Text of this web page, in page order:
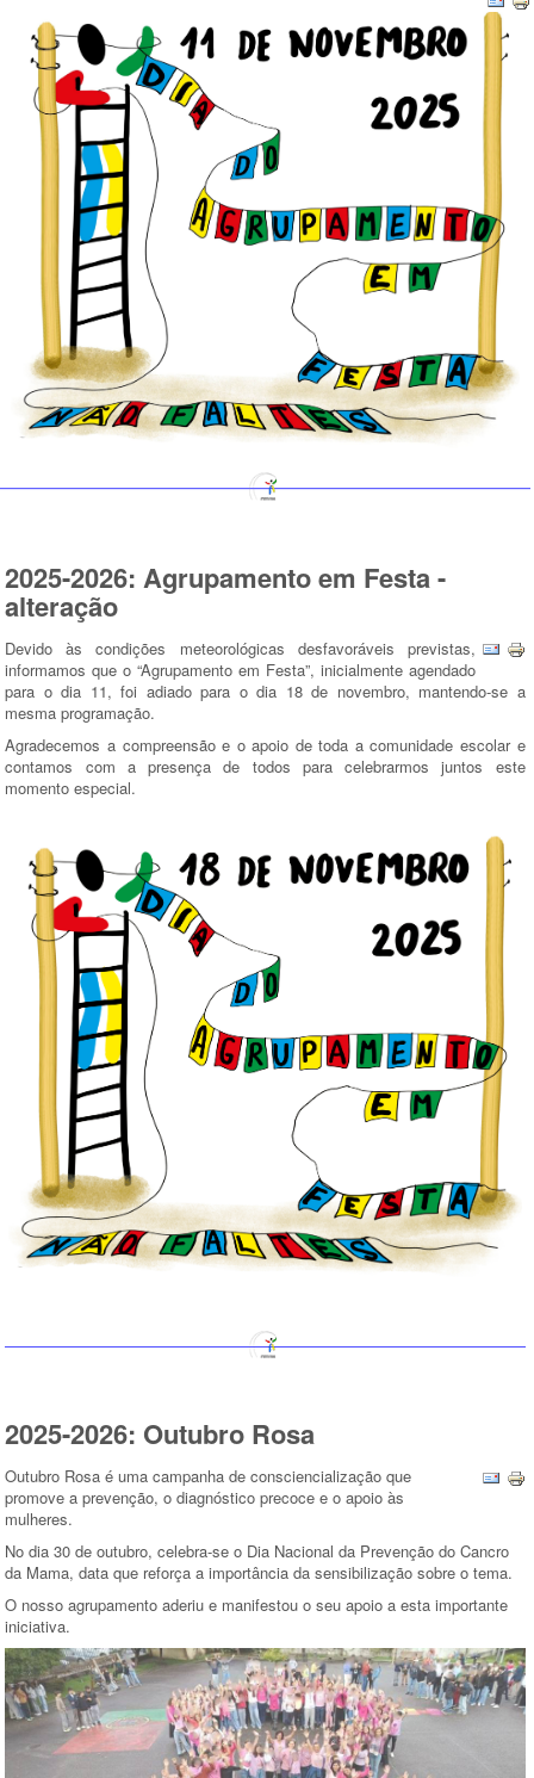
2025-2026: Agrupamento em Festa -
alteração
Devido às condições meteorológicas desfavoráveis previstas,
informamos que o “Agrupamento em Festa”, inicialmente agendado
para o dia 11, foi adiado para o dia 18 de novembro, mantendo-se a
mesma programação.
Agradecemos a compreensão e o apoio de toda a comunidade escolar e
contamos com a presença de todos para celebrarmos juntos este
momento especial.
2025-2026: Outubro Rosa
Outubro Rosa é uma campanha de consciencialização que
promove a prevenção, o diagnóstico precoce e o apoio às
mulheres.
No dia 30 de outubro, celebra-se o Dia Nacional da Prevenção do Cancro
da Mama, data que reforça a importância da sensibilização sobre o tema.
O nosso agrupamento aderiu e manifestou o seu apoio a esta importante
iniciativa.